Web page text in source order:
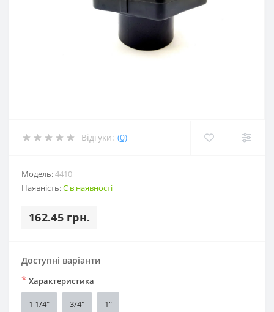
Відгуки: (0)
Модель:4410
Наявність:Є в наявності
162.45 грн.
Доступні варіанти
* Характеристика
1 1/4" 3/4" 1"